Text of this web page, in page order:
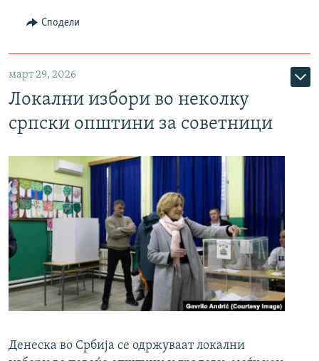
Сподели
март 29, 2026
Локални избори во неколку
српски општини за советници
Денеска во Србија се одржуваат локални